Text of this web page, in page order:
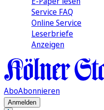
Service FAQ
Online Service
Leserbriefe
Anzeigen
AboAbonnieren
Anmelden